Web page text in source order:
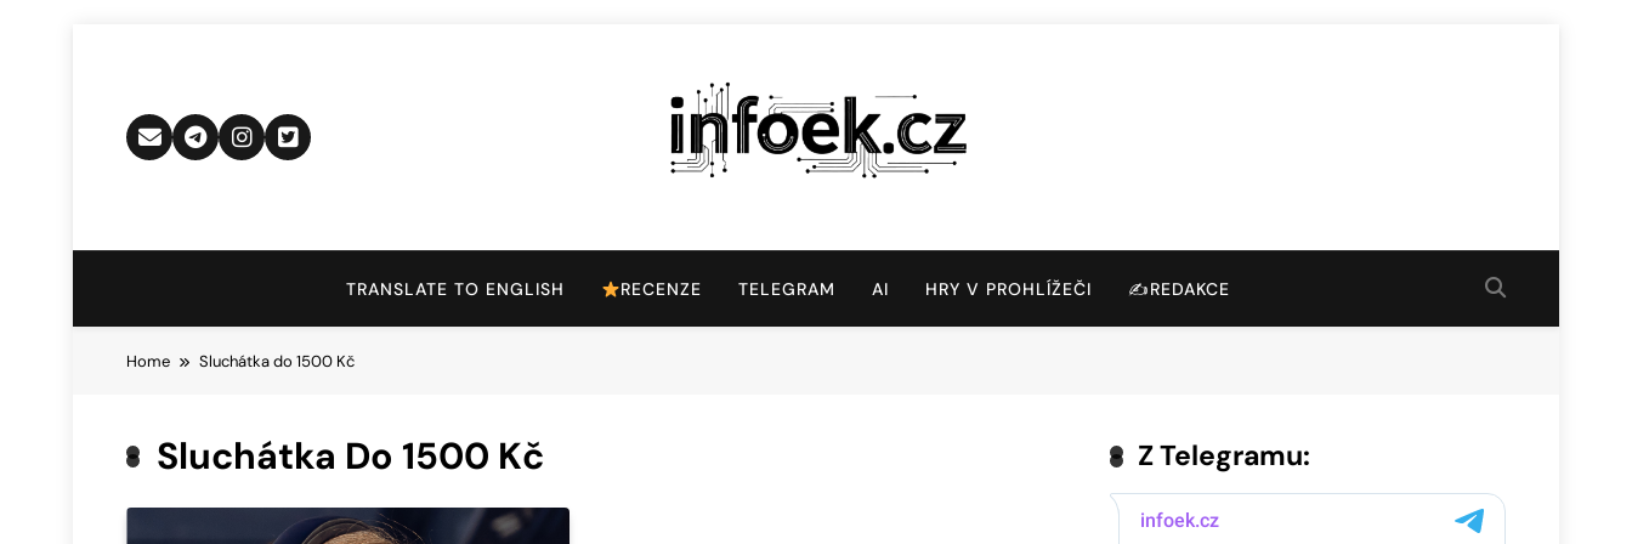
Infoek.cz
TRANSLATE TO ENGLISH RECENZE TELEGRAM AI HRY V PROHLÍŽEČI ✍️REDAKCE
Home Sluchátka do 1500 Kč
Sluchátka Do 1500 Kč Z Telegramu: